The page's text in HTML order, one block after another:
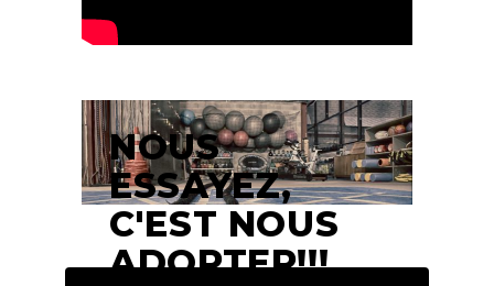
NOUS
ESSAYEZ,
C'EST NOUS
ADOPTER!!!